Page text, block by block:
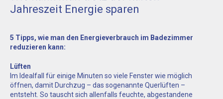
Jahreszeit Energie sparen
5 Tipps, wie man den Energieverbrauch im Badezimmer
reduzieren kann:
Lüften
Im Idealfall für einige Minuten so viele Fenster wie möglich
öffnen, damit Durchzug – das sogenannte Querlüften –
entsteht. So tauscht sich allenfalls feuchte, abgestandene